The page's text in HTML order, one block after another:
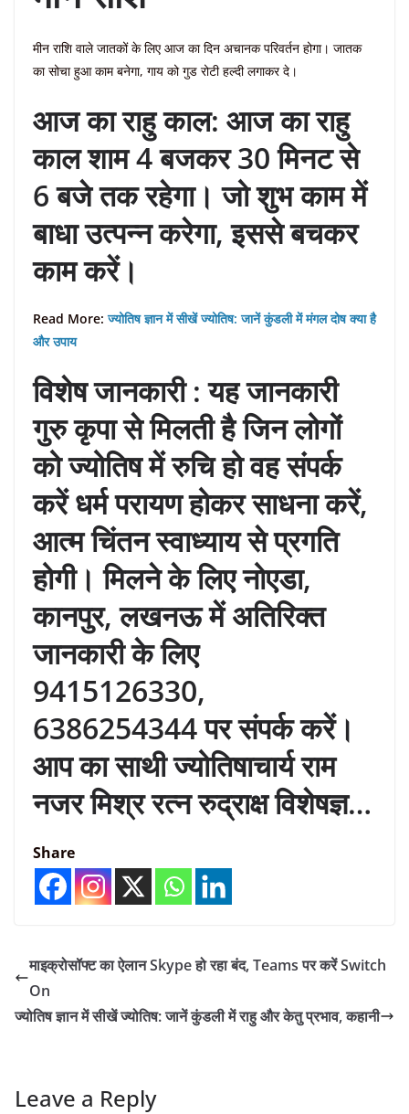
मीन राशि वाले जातकों के लिए आज का दिन अचानक परिवर्तन होगा। जातक
का सोचा हुआ काम बनेगा, गाय को गुड रोटी हल्दी लगाकर दे।
आज का राहु काल: आज का राहु
काल शाम 4 बजकर 30 मिनट से
6 बजे तक रहेगा। जो शुभ काम में
बाधा उत्पन्न करेगा, इससे बचकर
काम करें।
Read More:ज्योतिष ज्ञान में सीखें ज्योतिष: जानें कुंडली में मंगल दोष क्या है
और उपाय
विशेष जानकारी : यह जानकारी
गुरु कृपा से मिलती है जिन लोगों
को ज्योतिष में रुचि हो वह संपर्क
करें धर्म परायण होकर साधना करें,
आत्म चिंतन स्वाध्याय से प्रगति
होगी। मिलने के लिए नोएडा,
कानपुर, लखनऊ में अतिरिक्त
जानकारी के लिए
9415126330,
6386254344 पर संपर्क करें।
आप का साथी ज्योतिषाचार्य राम
नजर मिश्र रत्न रुद्राक्ष विशेषज्ञ…
Share
माइक्रोसॉफ्ट का ऐलान Skype हो रहा बंद, Teams पर करें Switch
On
ज्योतिष ज्ञान में सीखें ज्योतिष: जानें कुंडली में राहु और केतु प्रभाव, कहानी
Leave a Reply